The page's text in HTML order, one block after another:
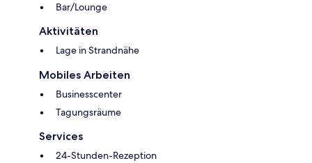
Bar/Lounge
Aktivitäten
Lage in Strandnähe
Mobiles Arbeiten
Businesscenter
Tagungsräume
Services
24-Stunden-Rezeption